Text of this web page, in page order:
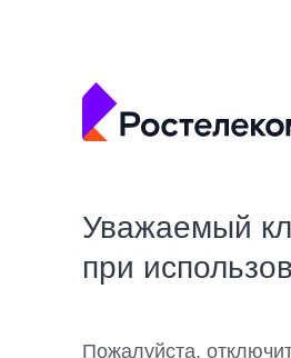
Уважаемый
при
Пожалуйста,